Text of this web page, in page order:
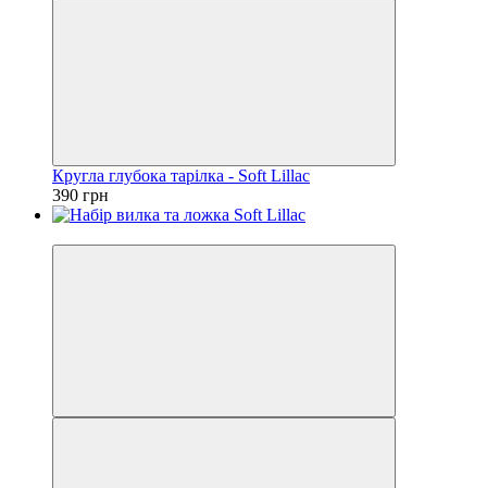
Кругла глубока тарілка - Soft Lillac
390 грн